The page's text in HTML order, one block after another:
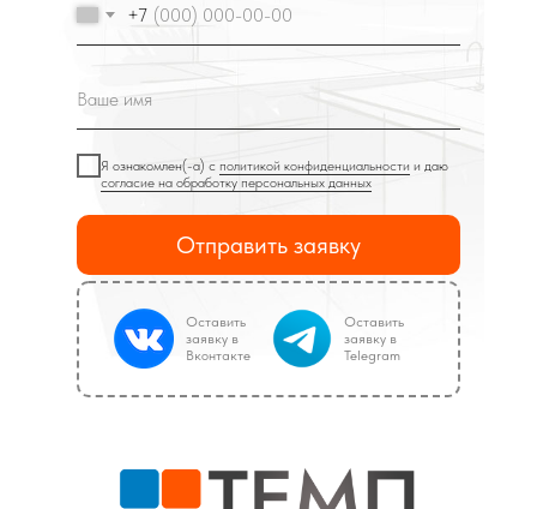
+7
Я ознакомлен(-а) с политикой конфиденциальности и даю
согласие на обработку персональных данных
Отправить заявку
Оставить
заявку в
Вконтакте
Оставить
заявку в
Telegram